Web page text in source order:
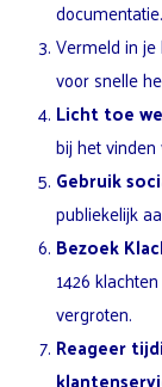
documentatie.
Vermeld in
voor snelle
Licht toe
bij het
Gebruik
publiekelijk
Bezoek
1426
vergroten.
Reageer